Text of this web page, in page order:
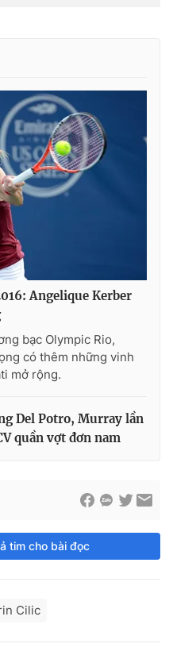
Angelique Kerber
bạc Olympic Rio,
có thêm những vinh
mở rộng.
Del Potro, Murray lần
quần vợt đơn nam
tim cho bài đọc
Cilic